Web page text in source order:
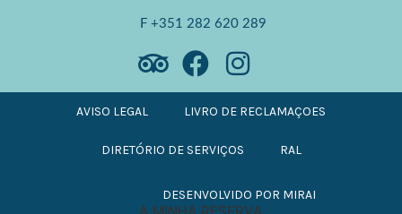
F +351 282 620 289
AVISO LEGAL LIVRO DE RECLAMAÇOES
DIRETÓRIO DE SERVIÇOS RAL
DESENVOLVIDO POR MIRAI